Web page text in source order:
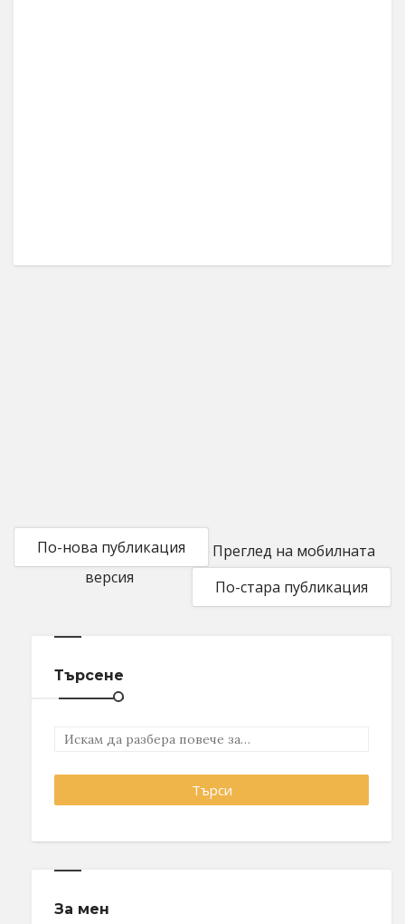
По-нова публикация
По-стара публикация
Преглед на мобилната
версия
Търсене
За мен